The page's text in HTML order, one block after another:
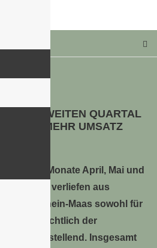
IM ZWEITEN QUARTAL
MEHR UMSATZ
Die Monate April, Mai und
Juni verliefen aus
Veiling Rhein-Maas sowohl für
hinsichtlich der
zufriedenstellend. Insgesamt